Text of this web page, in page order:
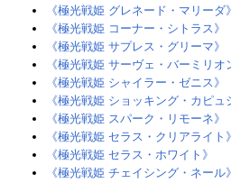
《極光戦姫 グレネード・マリーダ》‎
《極光戦姫 コーナー・シトラス》‎
《極光戦姫 サプレス・グリーマ》‎
《極光戦姫 サーヴェ・バーミリオ
《極光戦姫 シャイラー・ゼニス》‎
《極光戦姫 ショッキング・カピュ
《極光戦姫 スパーク・リモーネ》
《極光戦姫 セラス・クリアライト》
《極光戦姫 セラス・ホワイト》
《極光戦姫 チェイシング・ネール》‎